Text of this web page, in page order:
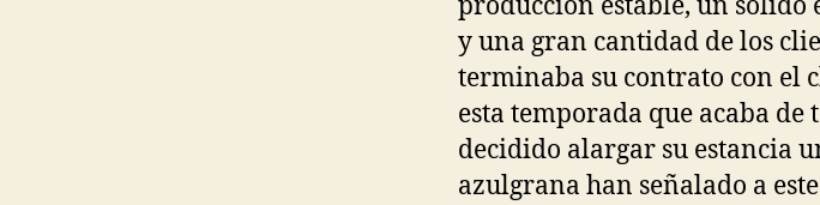
producción estable, un
y una gran cantidad de los
terminaba su contrato con el
esta temporada que acaba
decidido alargar su estancia
azulgrana han señalado a